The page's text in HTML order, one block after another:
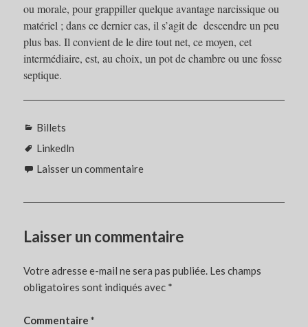
ou morale, pour grappiller quelque avantage narcissique ou
matériel ; dans ce dernier cas, il s’agit de descendre un peu
plus bas. Il convient de le dire tout net, ce moyen, cet
intermédiaire, est, au choix, un pot de chambre ou une fosse
septique.
Catégories
Billets
Étiquettes
Linkedln
Laisser un commentaire
Laisser un commentaire
Votre adresse e-mail ne sera pas publiée. Les champs
obligatoires sont indiqués avec *
Commentaire*